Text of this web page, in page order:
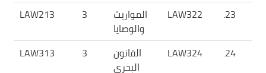
23.
LAW322
المواريث
والوصايا
3
LAW213
24.
LAW324
القانون
البحري
3
LAW313